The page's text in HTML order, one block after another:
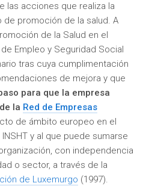
las acciones que realiza la
de promoción de la salud. A
de la Salud en el
Empleo y Seguridad Social
tras cuya cumplimentación
de mejora y que
para que la empresa
la Red de Empresas
de ámbito europeo en el
y al que puede sumarse
con independencia
o sector, a través de la
de Luxemurgo (1997).